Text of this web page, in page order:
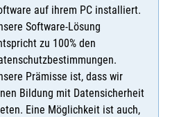
auf ihrem PC installiert.
Software-Lösung
zu 100% den
Prämisse ist, dass wir
Bildung mit Datensicherheit
Eine Möglichkeit ist auch,